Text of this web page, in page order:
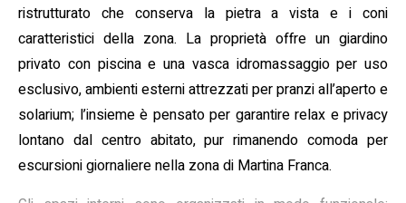
ristrutturato che conserva la pietra a vista e i coni
caratteristici della zona. La proprietà offre un giardino
privato con piscina e una vasca idromassaggio per uso
esclusivo, ambienti esterni attrezzati per pranzi all’aperto e
solarium; l’insieme è pensato per garantire relax e privacy
lontano dal centro abitato, pur rimanendo comoda per
escursioni giornaliere nella zona di Martina Franca.